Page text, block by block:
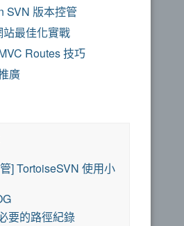
SVN 版本控管
最佳化實戰
Routes 技巧
廣
] TortoiseSVN 使用小
要的路徑紀錄